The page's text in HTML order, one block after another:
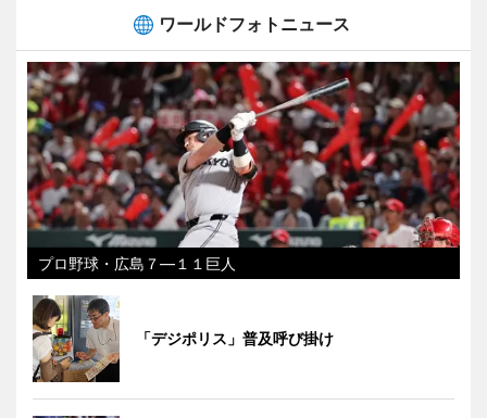
ワールドフォトニュース
プロ野球・広島７―１１巨人
「デジポリス」普及呼び掛け